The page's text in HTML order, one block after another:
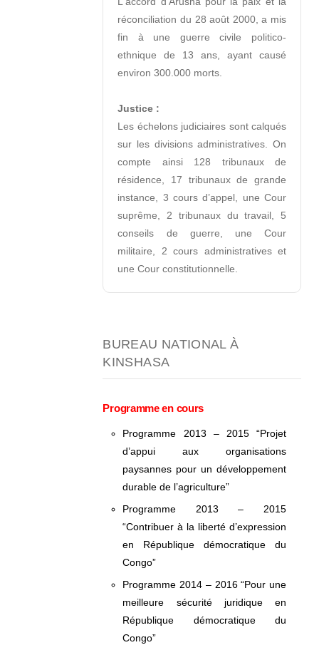
réconciliation du 28 août 2000, a mis
fin à une guerre civile politico-
ethnique de 13 ans, ayant causé
environ 300.000 morts.
Justice :
Les échelons judiciaires sont calqués
sur les divisions administratives. On
compte ainsi 128 tribunaux de
résidence, 17 tribunaux de grande
instance, 3 cours d’appel, une Cour
suprême, 2 tribunaux du travail, 5
conseils de guerre, une Cour
militaire, 2 cours administratives et
une Cour constitutionnelle.
BUREAU NATIONAL À
KINSHASA
Programme en cours
Programme 2013 – 2015 “Projet
d’appui aux organisations
paysannes pour un développement
durable de l’agriculture”
Programme 2013 – 2015
“Contribuer à la liberté d’expression
en République démocratique du
Congo”
Programme 2014 – 2016 “Pour une
meilleure sécurité juridique en
République démocratique du
Congo”